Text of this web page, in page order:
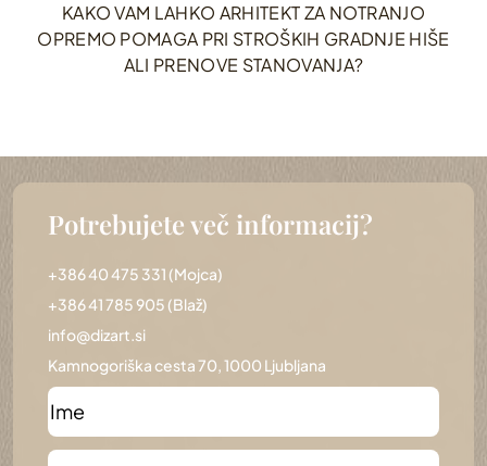
KAKO VAM LAHKO ARHITEKT ZA NOTRANJO
OPREMO POMAGA PRI STROŠKIH GRADNJE HIŠE
ALI PRENOVE STANOVANJA?
Potrebujete več informacij?
+386 40 475 331 (Mojca)
+386 41 785 905 (Blaž)
info@dizart.si
Kamnogoriška cesta 70, 1000 Ljubljana
Ime